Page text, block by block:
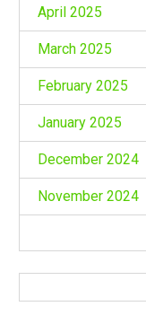
April 2025
March 2025
February 2025
January 2025
December 2024
November 2024